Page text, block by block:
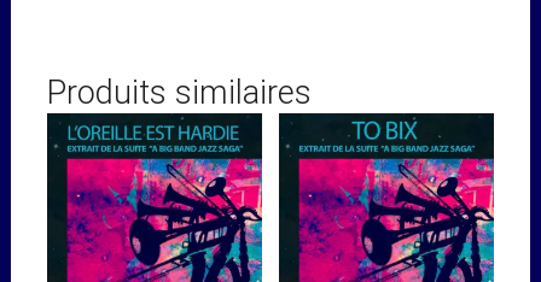
Produits similaires